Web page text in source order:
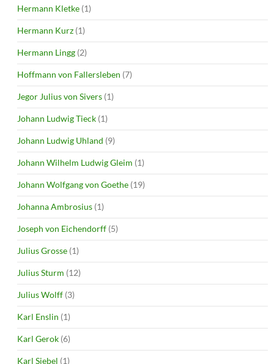
Hermann Kletke (1)
Hermann Kurz (1)
Hermann Lingg (2)
Hoffmann von Fallersleben (7)
Jegor Julius von Sivers (1)
Johann Ludwig Tieck (1)
Johann Ludwig Uhland (9)
Johann Wilhelm Ludwig Gleim (1)
Johann Wolfgang von Goethe (19)
Johanna Ambrosius (1)
Joseph von Eichendorff (5)
Julius Grosse (1)
Julius Sturm (12)
Julius Wolff (3)
Karl Enslin (1)
Karl Gerok (6)
Karl Siebel (1)